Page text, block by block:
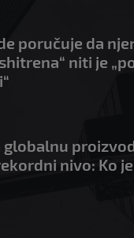
poručuje da
niti je
globalnu
nivo: Ko